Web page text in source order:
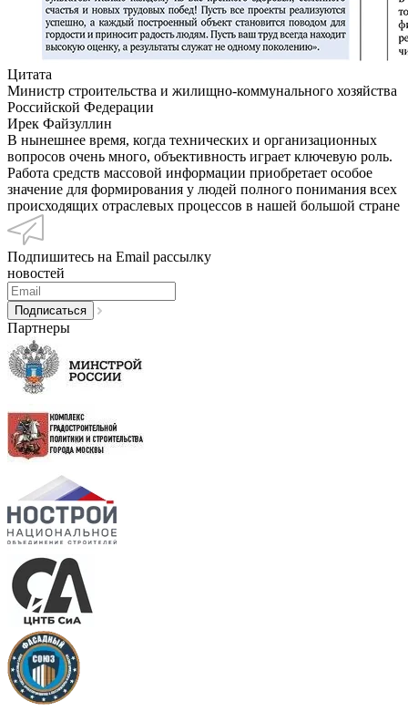
Цитата
Министр строительства и жилищно-коммунального хозяйства
Российской Федерации
Ирек Файзуллин
В нынешнее время, когда технических и организационных
вопросов очень много, объективность играет ключевую роль.
Работа средств массовой информации приобретает особое
значение для формирования у людей полного понимания всех
происходящих отраслевых процессов в нашей большой стране
Подпишитесь на Email рассылку
новостей
Партнеры